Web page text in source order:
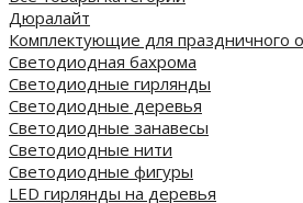
Дюралайт
Комплектующие для праздничного
Светодиодная бахрома
Светодиодные гирлянды
Светодиодные деревья
Светодиодные занавесы
Светодиодные нити
Светодиодные фигуры
LED гирлянды на деревья